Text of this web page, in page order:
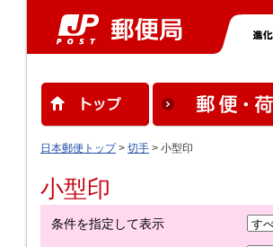
日本郵便トップ> 切手 > 小型印
小型印
条件を指定して表示